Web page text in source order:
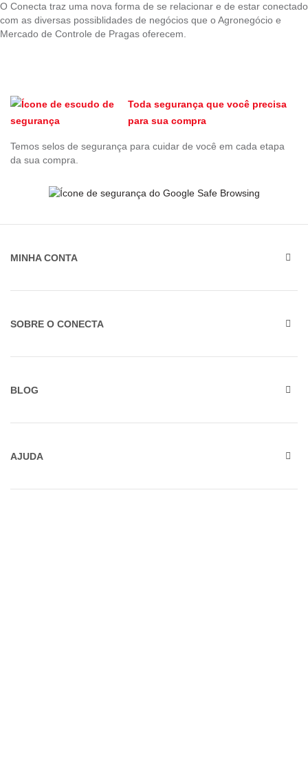
O Conecta traz uma nova forma de se relacionar e de estar conectado
com as diversas possiblidades de negócios que o Agronegócio e
Mercado de Controle de Pragas oferecem.
Toda segurança que você precisa
para sua compra
Temos selos de segurança para cuidar de você em cada etapa
da sua compra.
MINHA CONTA
SOBRE O CONECTA
BLOG
AJUDA